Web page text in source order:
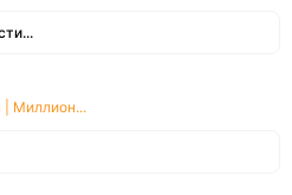
Миллион...